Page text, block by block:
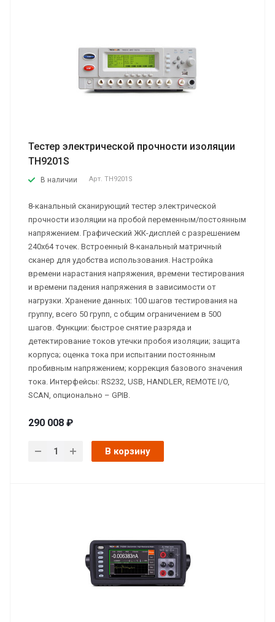
Тестер электрической прочности изоляции
ТН9201S
В наличии Арт. ТН9201S
8-канальный сканирующий тестер электрической
прочности изоляции на пробой переменным/постоянным
напряжением. Графический ЖК-дисплей с разрешением
240х64 точек. Встроенный 8-канальный матричный
сканер для удобства использования. Настройка
времени нарастания напряжения, времени тестирования
и времени падения напряжения в зависимости от
нагрузки. Хранение данных: 100 шагов тестирования на
группу, всего 50 групп, с общим ограничением в 500
шагов. Функции: быстрое снятие разряда и
детектирование токов утечки пробоя изоляции; защита
корпуса; оценка тока при испытании постоянным
пробивным напряжением; коррекция базового значения
тока. Интерфейсы: RS232, USB, HANDLER, REMOTE I/O,
SCAN, опционально – GPIB.
290 008 ₽
В корзину